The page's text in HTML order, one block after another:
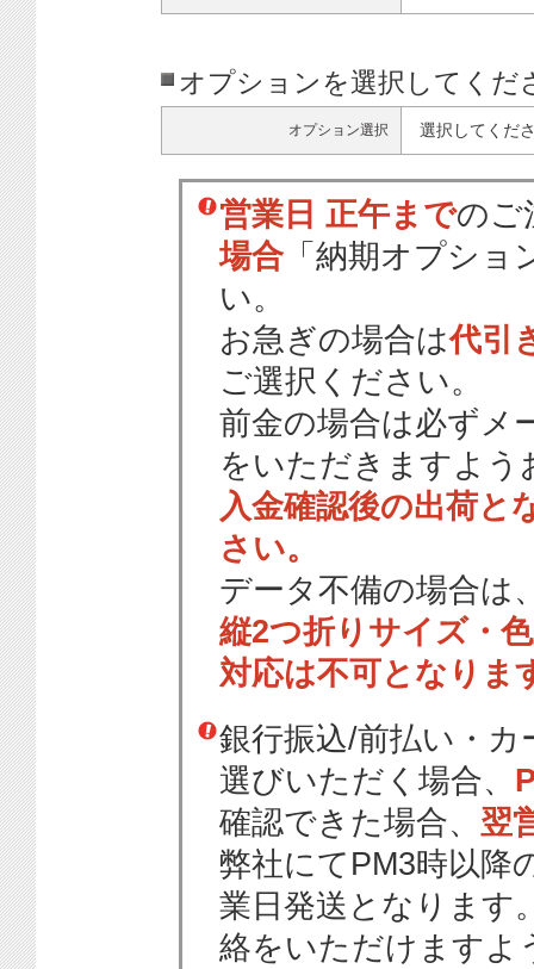
オプションを選択してくだ
オプション選択 選択してくだ
営業日 正午までのご
場合 「納期オプショ
い。
お急ぎの場合は代引
ご選択ください。
前金の場合は必ずメ
をいただきますよう
入金確認後の出荷と
さい。
データ不備の場合は
縦2つ折りサイズ・
対応は不可となりま
銀行振込/前払い・
選びいただく場合、
確認できた場合、 翌
弊社にてPM3時以降
業日発送となります
絡をいただけますよ